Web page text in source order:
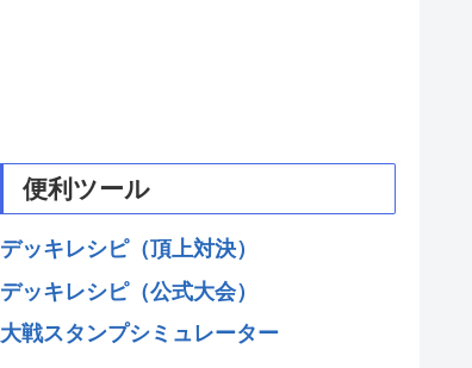
便利ツール
デッキレシピ（頂上対決）
デッキレシピ（公式大会）
大戦スタンプシミュレーター